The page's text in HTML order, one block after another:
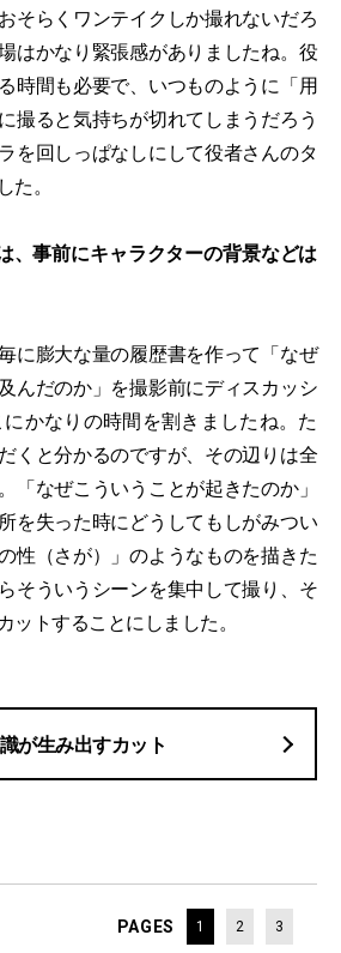
そらくワンテイクしか撮れないだろ
はかなり緊張感がありましたね。役
時間も必要で、いつものように「用
撮ると気持ちが切れてしまうだろう
を回しっぱなしにして役者さんのタ
た。
、事前にキャラクターの背景などは
に膨大な量の履歴書を作って「なぜ
んだのか」を撮影前にディスカッシ
かなりの時間を割きましたね。た
くと分かるのですが、その辺りは全
「なぜこういうことが起きたのか」
を失った時にどうしてもしがみつい
性（さが）」のようなものを描きた
そういうシーンを集中して撮り、そ
ットすることにしました。
が生み出すカット
PAGES 1 2 3